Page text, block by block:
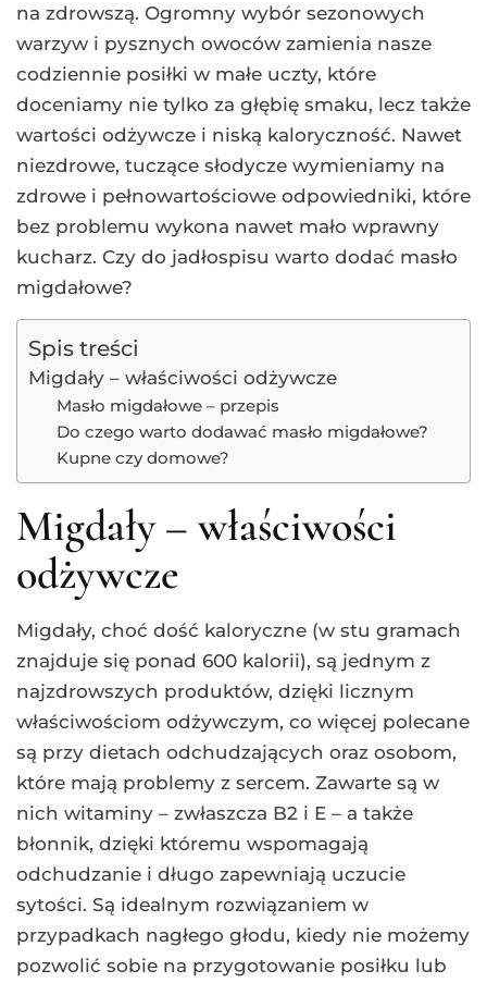
na zdrowszą. Ogromny wybór sezonowych
warzyw i pysznych owoców zamienia nasze
codziennie posiłki w małe uczty, które
doceniamy nie tylko za głębię smaku, lecz także
wartości odżywcze i niską kaloryczność. Nawet
niezdrowe, tuczące słodycze wymieniamy na
zdrowe i pełnowartościowe odpowiedniki, które
bez problemu wykona nawet mało wprawny
kucharz. Czy do jadłospisu warto dodać masło
migdałowe?
Spis treści
Migdały – właściwości odżywcze
Masło migdałowe – przepis
Do czego warto dodawać masło migdałowe?
Kupne czy domowe?
Migdały – właściwości
odżywcze
Migdały, choć dość kaloryczne (w stu gramach
znajduje się ponad 600 kalorii), są jednym z
najzdrowszych produktów, dzięki licznym
właściwościom odżywczym, co więcej polecane
są przy dietach odchudzających oraz osobom,
które mają problemy z sercem. Zawarte są w
nich witaminy – zwłaszcza B2 i E – a także
błonnik, dzięki któremu wspomagają
odchudzanie i długo zapewniają uczucie
sytości. Są idealnym rozwiązaniem w
przypadkach nagłego głodu, kiedy nie możemy
pozwolić sobie na przygotowanie posiłku lub